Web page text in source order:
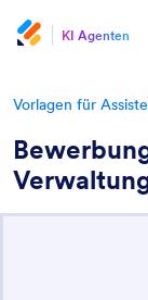
KI Agenten
Vorlagen für